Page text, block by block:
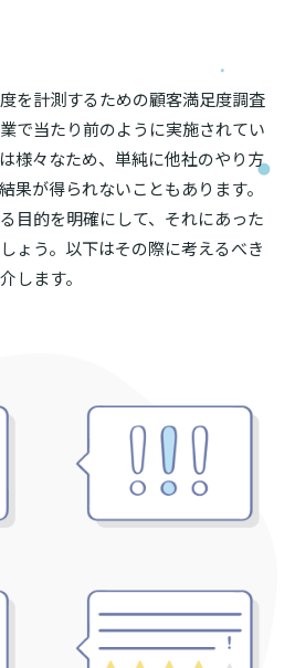
を計測するための顧客満足度調査
で当たり前のように実施されてい
様々なため、単純に他社のやり方
果が得られないこともあります。
目的を明確にして、それにあった
ょう。以下はその際に考えるべき
します。